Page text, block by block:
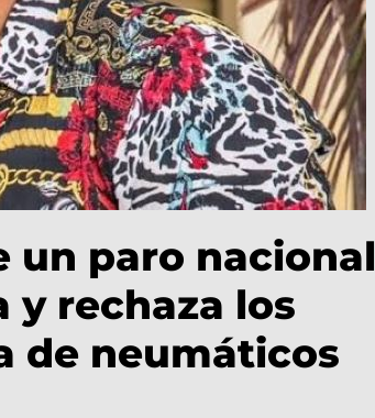
un paro nacional
y rechaza los
de neumáticos